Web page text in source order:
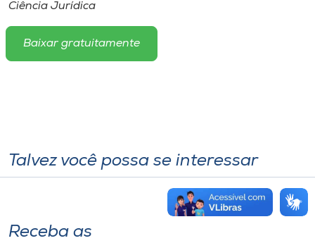
Ciência Jurídica
Baixar gratuitamente
Talvez você possa se interessar
Receba as